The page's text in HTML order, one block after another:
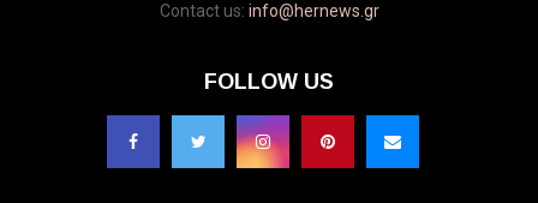
Contact us: info@hernews.gr
FOLLOW US